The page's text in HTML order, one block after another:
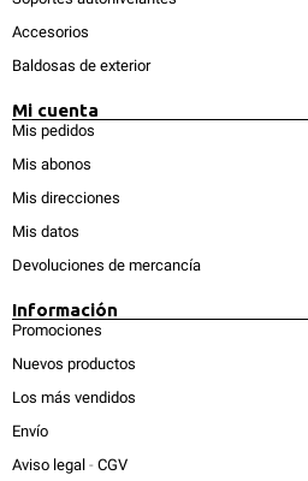
Accesorios
Baldosas de exterior
Mi cuenta
Mis pedidos
Mis abonos
Mis direcciones
Mis datos
Devoluciones de mercancía
Información
Promociones
Nuevos productos
Los más vendidos
Envío
Aviso legal - CGV